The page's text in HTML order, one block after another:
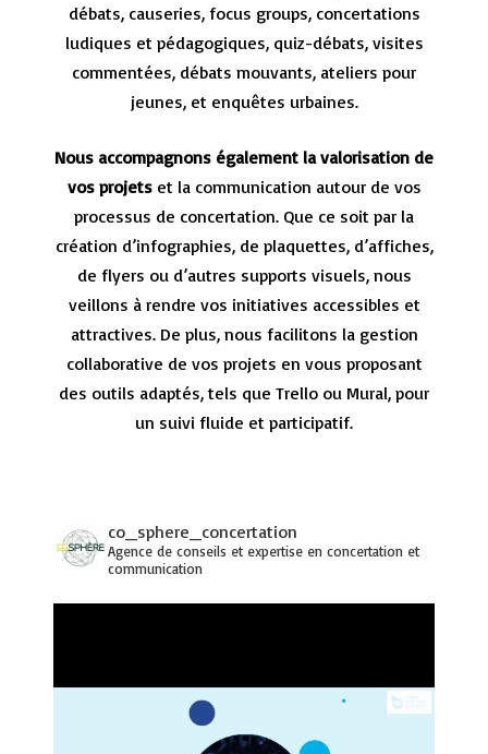
débats, causeries, focus groups, concertations
ludiques et pédagogiques, quiz-débats, visites
commentées, débats mouvants, ateliers pour
jeunes, et enquêtes urbaines.
Nous accompagnons également la valorisation de
vos projetset la communication autour de vos
processus de concertation. Que ce soit par la
création d’infographies, de plaquettes, d’affiches,
de flyers ou d’autres supports visuels, nous
veillons à rendre vos initiatives accessibles et
attractives. De plus, nous facilitons la gestion
collaborative de vos projets en vous proposant
des outils adaptés, tels que Trello ou Mural, pour
un suivi fluide et participatif.
co_sphere_concertation
Agence de conseils et expertise en concertation et
communication